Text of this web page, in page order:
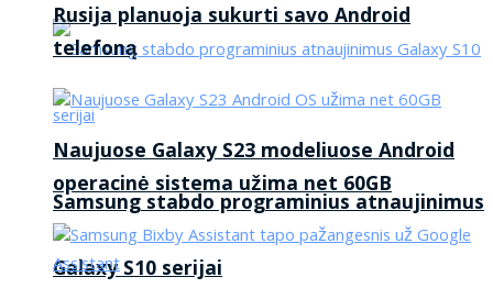
Samsung stabdo programinius atnaujinimus
Galaxy S10 serijai
Rusija planuoja sukurti savo Android
telefoną
Naujuose Galaxy S23 modeliuose Android
operacinė sistema užima net 60GB